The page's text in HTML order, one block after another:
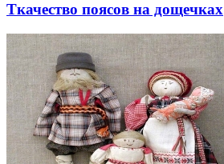
Ткачество поясов на дощечках